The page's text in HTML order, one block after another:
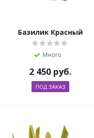
Базилик Красный
Много
2 450руб.
ПОД ЗАКАЗ